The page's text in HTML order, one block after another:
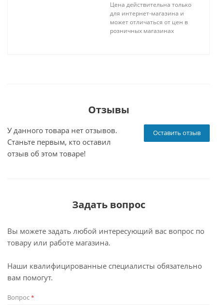
Цена действительна только
для интернет-магазина и
может отличаться от цен в
розничных магазинах
Отзывы
Оставить отзыв
У данного товара нет отзывов.
Станьте первым, кто оставил
отзыв об этом товаре!
Задать вопрос
Вы можете задать любой интересующий вас вопрос по
товару или работе магазина.
Наши квалифицированные специалисты обязательно
вам помогут.
Вопрос*